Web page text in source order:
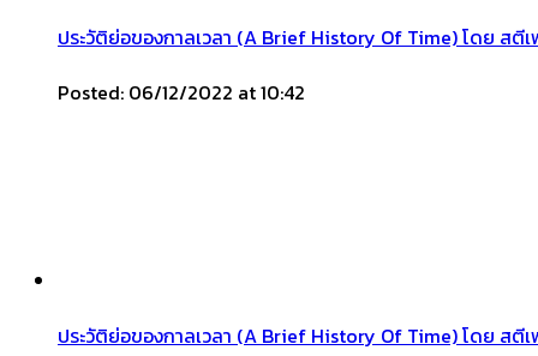
ประวัติย่อของกาลเวลา (A Brief History Of Time) โดย สตี
Posted: 06/12/2022 at 10:42
ประวัติย่อของกาลเวลา (A Brief History Of Time) โดย สตี